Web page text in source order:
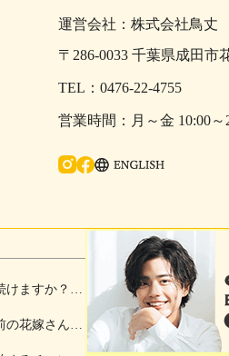
運営会社：株式会社鳥丈
〒286-0033 千葉県成田市
0476-22-4755
月～金 10:00
けますか？夏
ャンス！
の花嫁さんに